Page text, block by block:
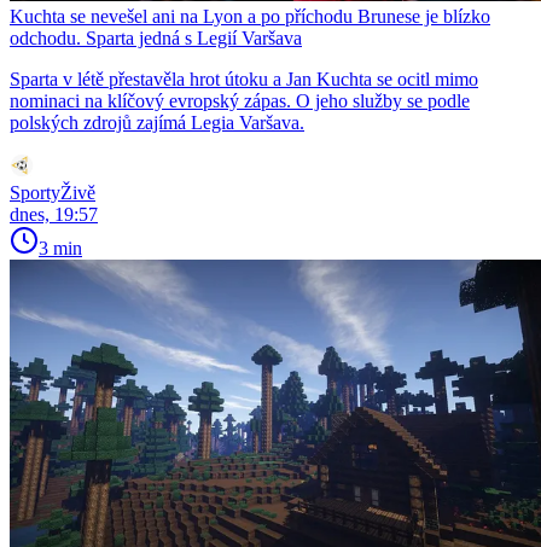
Kuchta se nevešel ani na Lyon a po příchodu Brunese je blízko
odchodu. Sparta jedná s Legií Varšava
Sparta v létě přestavěla hrot útoku a Jan Kuchta se ocitl mimo
nominaci na klíčový evropský zápas. O jeho služby se podle
polských zdrojů zajímá Legia Varšava.
SportyŽivě
dnes, 19:57
3 min